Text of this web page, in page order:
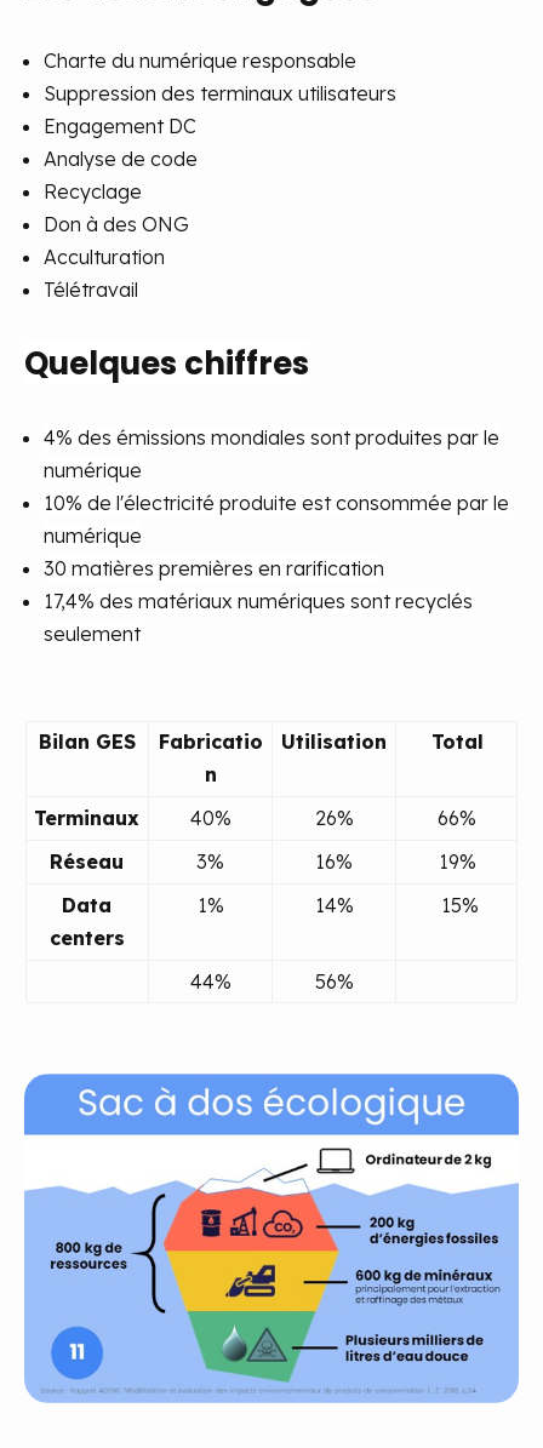
Charte du numérique responsable
Suppression des terminaux utilisateurs
Engagement DC
Analyse de code
Recyclage
Don à des ONG
Acculturation
Télétravail
Quelques chiffres
4% des émissions mondiales sont produites par le
numérique
10% de l'électricité produite est consommée par le
numérique
30 matières premières en rarification
17,4% des matériaux numériques sont recyclés
seulement
Bilan GES
Fabricatio
n
Utilisation Total
Terminaux 40% 26%
66%
Réseau
3% 16%
19%
Data
centers
1% 14% 15%
44% 56%